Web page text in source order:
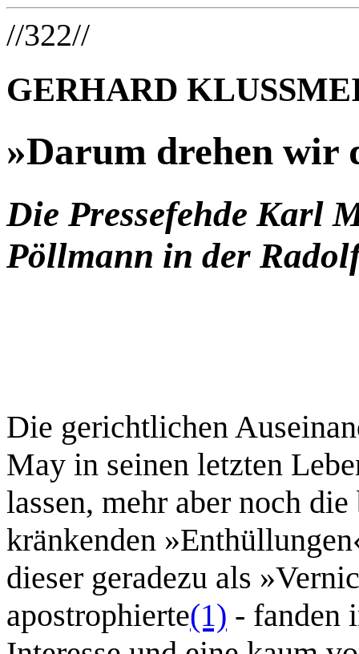
//322//
GERHARD
»Darum drehen wir
Die Pressefehde Karl
Pöllmann in der
Die gerichtlichen
May in seinen letzten
lassen, mehr aber noch
kränkenden
dieser geradezu als
apostrophierte(1) - fanden